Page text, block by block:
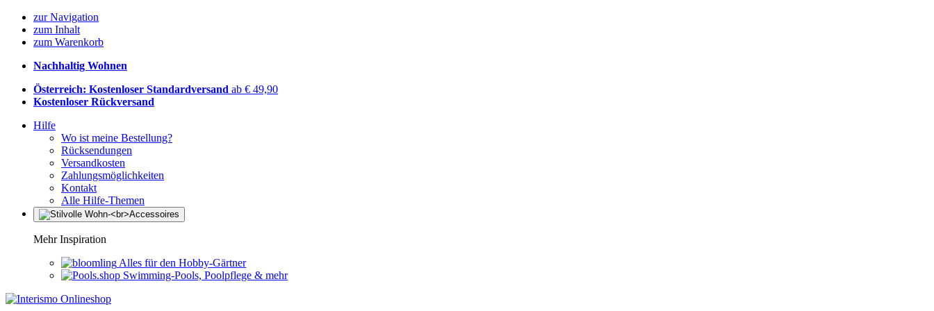
zur Navigation
zum Inhalt
zum Warenkorb
Nachhaltig Wohnen
Österreich: Kostenloser Standardversand ab € 49,90
Kostenloser Rückversand
Hilfe
Wo ist meine Bestellung?
Rücksendungen
Versandkosten
Zahlungsmöglichkeiten
Kontakt
Alle Hilfe-Themen
Mehr Inspiration
Alles für den Hobby-Gärtner
Swimming-Pools, Poolpflege & mehr